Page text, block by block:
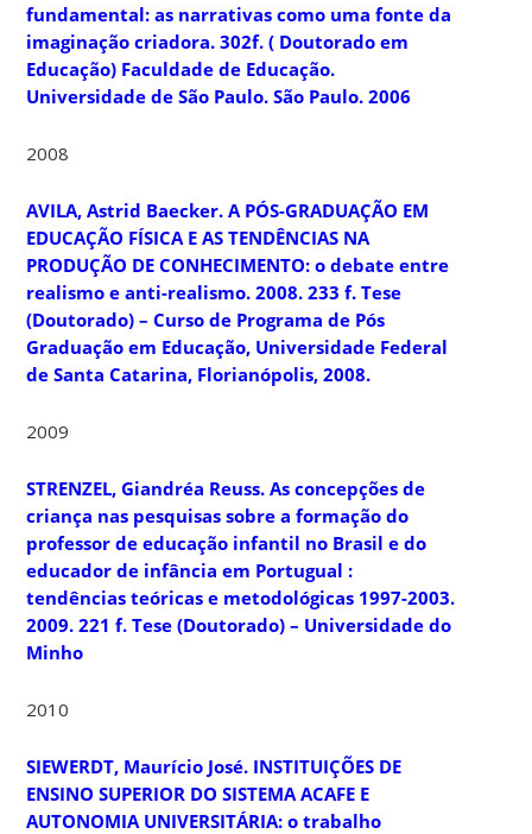
fundamental: as narrativas como uma fonte da
imaginação criadora. 302f. ( Doutorado em
Educação) Faculdade de Educação.
Universidade de São Paulo. São Paulo. 2006
2008
AVILA, Astrid Baecker. A PÓS-GRADUAÇÃO EM
EDUCAÇÃO FÍSICA E AS TENDÊNCIAS NA
PRODUÇÃO DE CONHECIMENTO: o debate entre
realismo e anti-realismo. 2008. 233 f. Tese
(Doutorado) – Curso de Programa de Pós
Graduação em Educação, Universidade Federal
de Santa Catarina, Florianópolis, 2008.
2009
STRENZEL, Giandréa Reuss. As concepções de
criança nas pesquisas sobre a formação do
professor de educação infantil no Brasil e do
educador de infância em Portugual :
tendências teóricas e metodológicas 1997-2003.
2009. 221 f. Tese (Doutorado) – Universidade do
Minho
2010
SIEWERDT, Maurício José. INSTITUIÇÕES DE
ENSINO SUPERIOR DO SISTEMA ACAFE E
AUTONOMIA UNIVERSITÁRIA: o trabalho